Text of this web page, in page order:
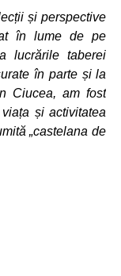
și perspective
în lume de pe
lucrările taberei
în parte și la
Ciucea, am fost
și activitatea
„castelana de